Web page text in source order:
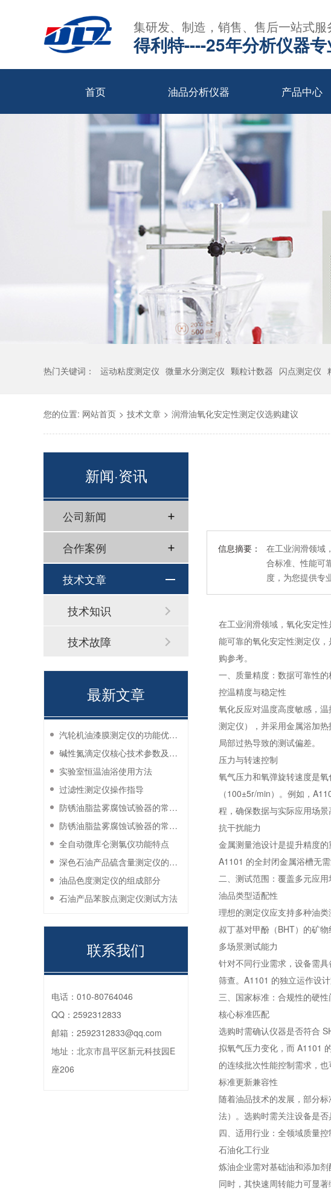
集研发、制造，销售、售后一站式服
得利特----25年分析仪器
首页 油品分析仪器 产品中心
热门关键词： 运动粘度测定仪 微量水分测定仪 颗粒计数器 闪点测定仪
您的位置: 网站首页 > 技术文章 > 润滑油氧化安定性测定仪选购建议
信息摘要：
在工业润滑领域
合标准、性能可
度，为您提供专
在工业润滑领域，氧化安定
能可靠的氧化安定性测定仪
购参考。
一、质量精度：数据可靠性
控温精度与稳定性
氧化反应对温度高度敏感，
测定仪），并采用金属浴加
局部过热导致的测试偏差。
压力与转速控制
氧气压力和氧弹旋转速度是
（100±5r/min）。例如，
程，确保数据与实际应用场景
抗干扰能力
金属测量池设计是提升精度
A1101 的全封闭金属浴槽无
二、测试范围：覆盖多元应用
油品类型适配性
理想的测定仪应支持多种油
叔丁基对甲酚（BHT）的矿
多场景测试能力
针对不同行业需求，设备需
筛查。A1101 的独立运作设
三、国家标准：合规性的硬性
核心标准匹配
选购时需确认仪器是否符合
拟氧气压力变化，而 A1101
的连续批次性能控制需求，
标准更新兼容性
随着油品技术的发展，部分
法）。选购时需关注设备是
四、适用行业：全领域质量
石油化工行业
炼油企业需对基础油和添加
同时，其快速周转能力可显
新闻·资讯
公司新闻
合作案例
技术文章
技术知识
技术故障
最新文章
汽轮机油漆膜测定仪的功能优势有哪些？
碱性氮滴定仪核心技术参数及应用说明
实验室恒温油浴使用方法
过滤性测定仪操作指导
防锈油脂盐雾腐蚀试验器的常见故障与解决方法
防锈油脂盐雾腐蚀试验器的常见故障与解决方法
全自动微库仑测氯仪功能特点
深色石油产品硫含量测定仪的工作环境要求
油品色度测定仪的组成部分
石油产品苯胺点测定仪测试方法
联系我们
电话： 010-80764046
QQ： 2592312833
邮箱： 2592312833@qq.com
地址： 北京市昌平区新元科技园E
座206